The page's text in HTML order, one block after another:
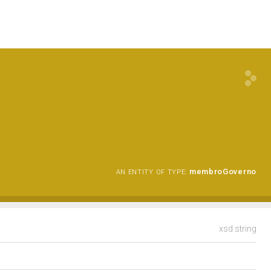
AN ENTITY OF TYPE: membroGoverno
xsd:string